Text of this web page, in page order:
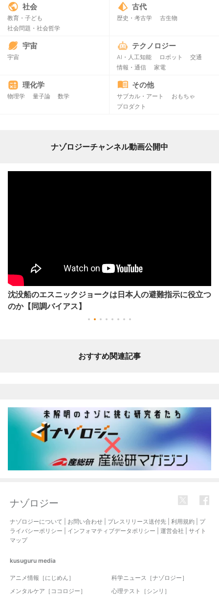
社会
教育・子ども
社会問題・社会哲学
古代
歴史・考古学 古生物
宇宙
宇宙
テクノロジー
AI・人工知能 ロボット
交通
情報・通信
家電
理化学
物理学 量子論 数学
その他
サブカル・アート
おもちゃ
プロダクト
ナゾロジーチャンネル動画公開中
沈没船のエスニックジョークは日本人の避難指示に役立つ
のか【同調バイアス】
おすすめ関連記事
ナゾロジー
ナゾロジーについて お問い合わせ プレスリリース送付先 利用規約
プ
ライバシーポリシー
インフォマティブデータポリシー 運営会社
サイト
マップ
kusuguru media
アニメ情報［にじめん］
科学ニュース［ナゾロジー］
メンタルケア［ココロジー］
心理テスト［シンリ］